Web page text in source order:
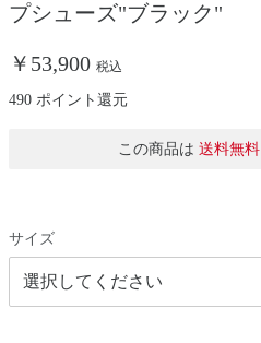
プシューズ"ブラック"
￥53,900 税込
490 ポイント還元
この商品は 送料無料
サイズ